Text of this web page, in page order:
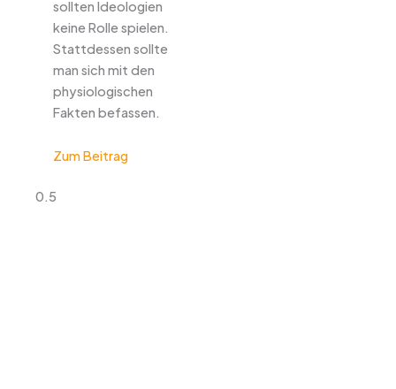
sollten Ideologien
keine Rolle spielen.
Stattdessen sollte
man sich mit den
physiologischen
Fakten befassen.
Zum Beitrag